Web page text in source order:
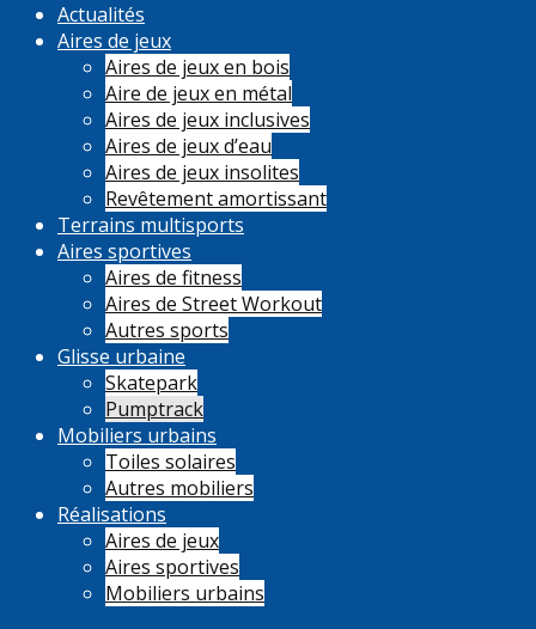
Actualités
Aires de jeux
Aires de jeux en bois
Aire de jeux en métal
Aires de jeux inclusives
Aires de jeux d’eau
Aires de jeux insolites
Revêtement amortissant
Terrains multisports
Aires sportives
Aires de fitness
Aires de Street Workout
Autres sports
Glisse urbaine
Skatepark
Pumptrack
Mobiliers urbains
Toiles solaires
Autres mobiliers
Réalisations
Aires de jeux
Aires sportives
Mobiliers urbains